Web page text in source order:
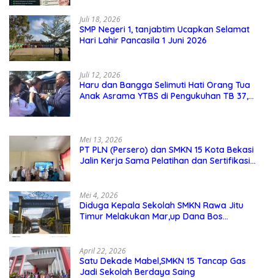
Juli 18, 2026
SMP Negeri 1, tanjabtim Ucapkan Selamat
Hari Lahir Pancasila 1 Juni 2026
Juli 12, 2026
Haru dan Bangga Selimuti Hati Orang Tua
Anak Asrama YTBS di Pengukuhan TB 37,
Mei 13, 2026
PT PLN (Persero) dan SMKN 15 Kota Bekasi
Jalin Kerja Sama Pelatihan dan Sertifikasi
Mei 4, 2026
Diduga Kepala Sekolah SMKN Rawa Jitu
Timur Melakukan Mar,up Dana Bos
April 22, 2026
Satu Dekade Mabel,SMKN 15 Tancap Gas
Jadi Sekolah Berdaya Saing